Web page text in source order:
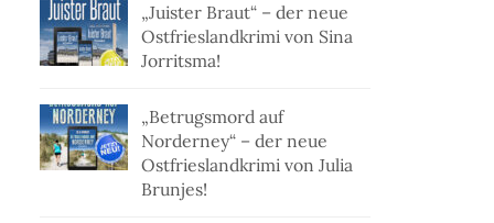
„Juister Braut“ – der neue
Ostfrieslandkrimi von Sina
Jorritsma!
„Betrugsmord auf
Norderney“ – der neue
Ostfrieslandkrimi von Julia
Brunjes!